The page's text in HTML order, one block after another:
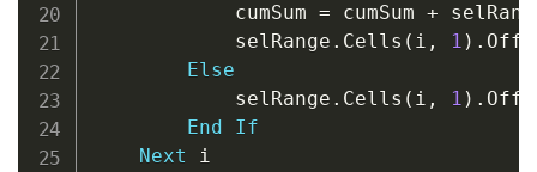
            cumSum
= cumSum +
            selRange
. Cells ( i , 1 ) .
Else
            selRange
. Cells ( i , 1 ) .
End
If
Next